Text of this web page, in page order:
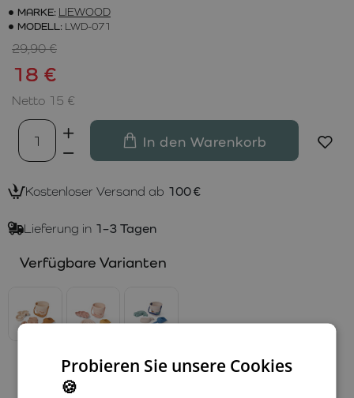
MARKE: LIEWOOD
MODELL: LWD-071
18 €
29,90 €
Netto 15 €
In den Warenkorb
Kostenloser Versand ab 100 €
Lieferung in 1–3 Tagen
Verfügbare Varianten
Probieren Sie unsere Cookies
🍪